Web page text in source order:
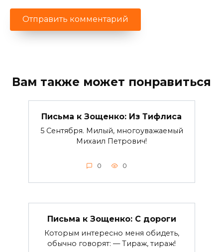
Вам также может понравиться
Письма к Зощенко: Из Тифлиса
5 Сентября. Милый, многоуважаемый
Михаил Петрович!
0 0
Письма к Зощенко: С дороги
Которым интересно меня обидеть,
обычно говорят: — Тираж, тираж!